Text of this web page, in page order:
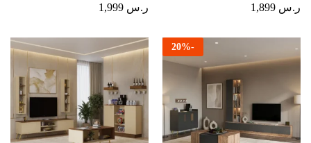
ر.س ر.س
-
20%